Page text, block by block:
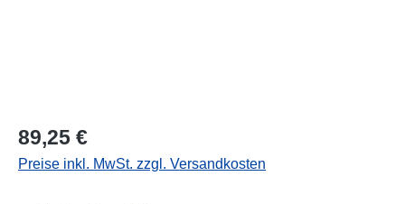
Regulärer Preis:
89,25 €
Preise inkl. MwSt. zzgl. Versandkosten